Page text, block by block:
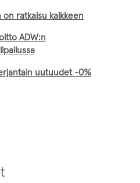
on ratkaisu kaikkeen
ADW:n
uutuudet -0%